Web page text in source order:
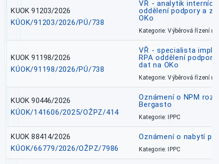
KUOK 91203/2026
KÚOK/91203/2026/PÚ/738
VŘ - analytik
oddělení podpory a
OKo
Kategorie: Výběrová řízení
KUOK 91198/2026
KÚOK/91198/2026/PÚ/738
VŘ - specialista
RPA oddělení
dat na OKo
Kategorie: Výběrová řízení
KUOK 90446/2026
KÚOK/141606/2025/OŽPZ/414
Oznámení o NPM
Bergasto
Kategorie: IPPC
KUOK 88414/2026
KÚOK/66779/2026/OŽPZ/7986
Oznámení o nabytí
Kategorie: IPPC